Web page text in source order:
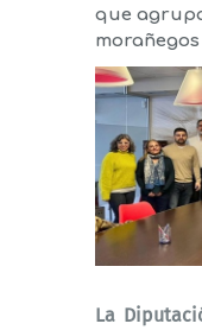
que
morañegos
La